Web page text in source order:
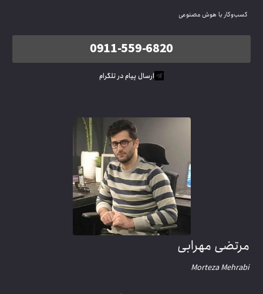
کسب‌وکار با هوش مصنوعی
0911-559-6820
ارسال پیام در تلگرام
مهرابی
Morteza